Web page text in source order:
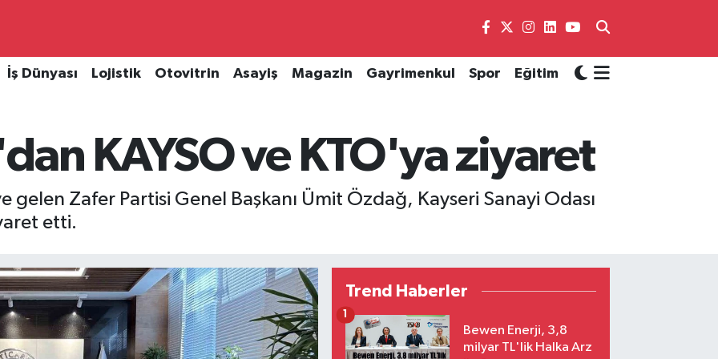
İş Dünyası Lojistik Otovitrin Asayiş Magazin Gayrimenkul Spor Eğitim
KAYSO ve KTO'ya ziyaret
gelen Zafer Partisi Genel Başkanı Ümit Özdağ, Kayseri Sanayi Odası
etti.
Trend Haberler
Bewen Enerji, 3,8
milyar TL'lik Halka Arz